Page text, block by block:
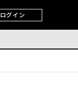
ログイン